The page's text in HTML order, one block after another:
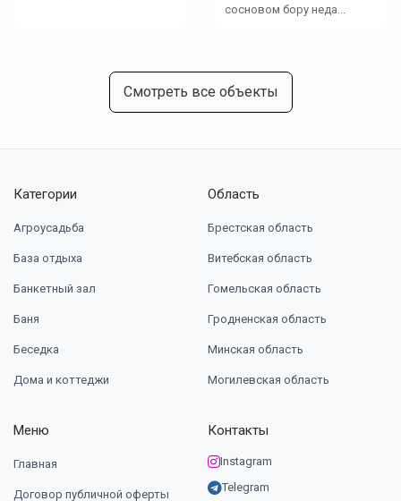
сосновом бору неда...
Смотреть все объекты
Категории
Агроусадьба
База отдыха
Банкетный зал
Баня
Беседка
Дома и коттеджи
Область
Брестская область
Витебская область
Гомельская область
Гродненская область
Минская область
Могилевская область
Меню
Главная
Договор публичной оферты
Контакты
Instagram
Telegram